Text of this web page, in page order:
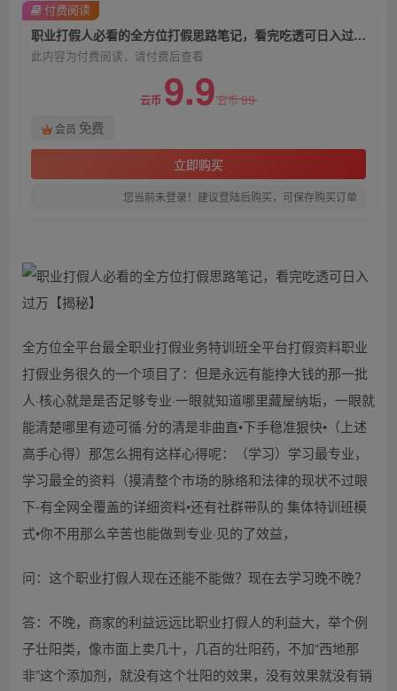
职业打假人必看的全方位打假思路笔记，看完吃透可日入过万【揭秘】
此内容为付费阅读，请付费后查看
云币 9.9云币99
会员 免费
立即购买
您当前未登录！建议登陆后购买，可保存购买订单
付费阅读
全方位全平台最全职业打假业务特训班全平台打假资料职业
打假业务很久的⼀个项⽬了：但是永远有能挣⼤钱的那⼀批
⼈·核⼼就是是否⾜够专业·⼀眼就知道哪⾥藏屋纳垢，⼀眼就
能清楚哪⾥有迹可循·分的清是⾮曲直•下⼿稳准狠快•（上述
⾼⼿⼼得）那怎么拥有这样⼼得呢：（学习）学习最专业，
学习最全的资料（摸清整个市场的脉络和法律的现状不过眼
下-有全⽹全覆盖的详细资料•还有社群带队的·集体特训班模
式•你不⽤那么⾟苦也能做到专业·⻅的了效益，
问：这个职业打假人现在还能不能做？现在去学习晚不晚？
答：不晚，商家的利益远远比职业打假人的利益大，举个例
子壮阳类，像市面上卖几十，几百的壮阳药，不加“西地那
非”这个添加剂，就没有这个壮阳的效果，没有效果就没有销